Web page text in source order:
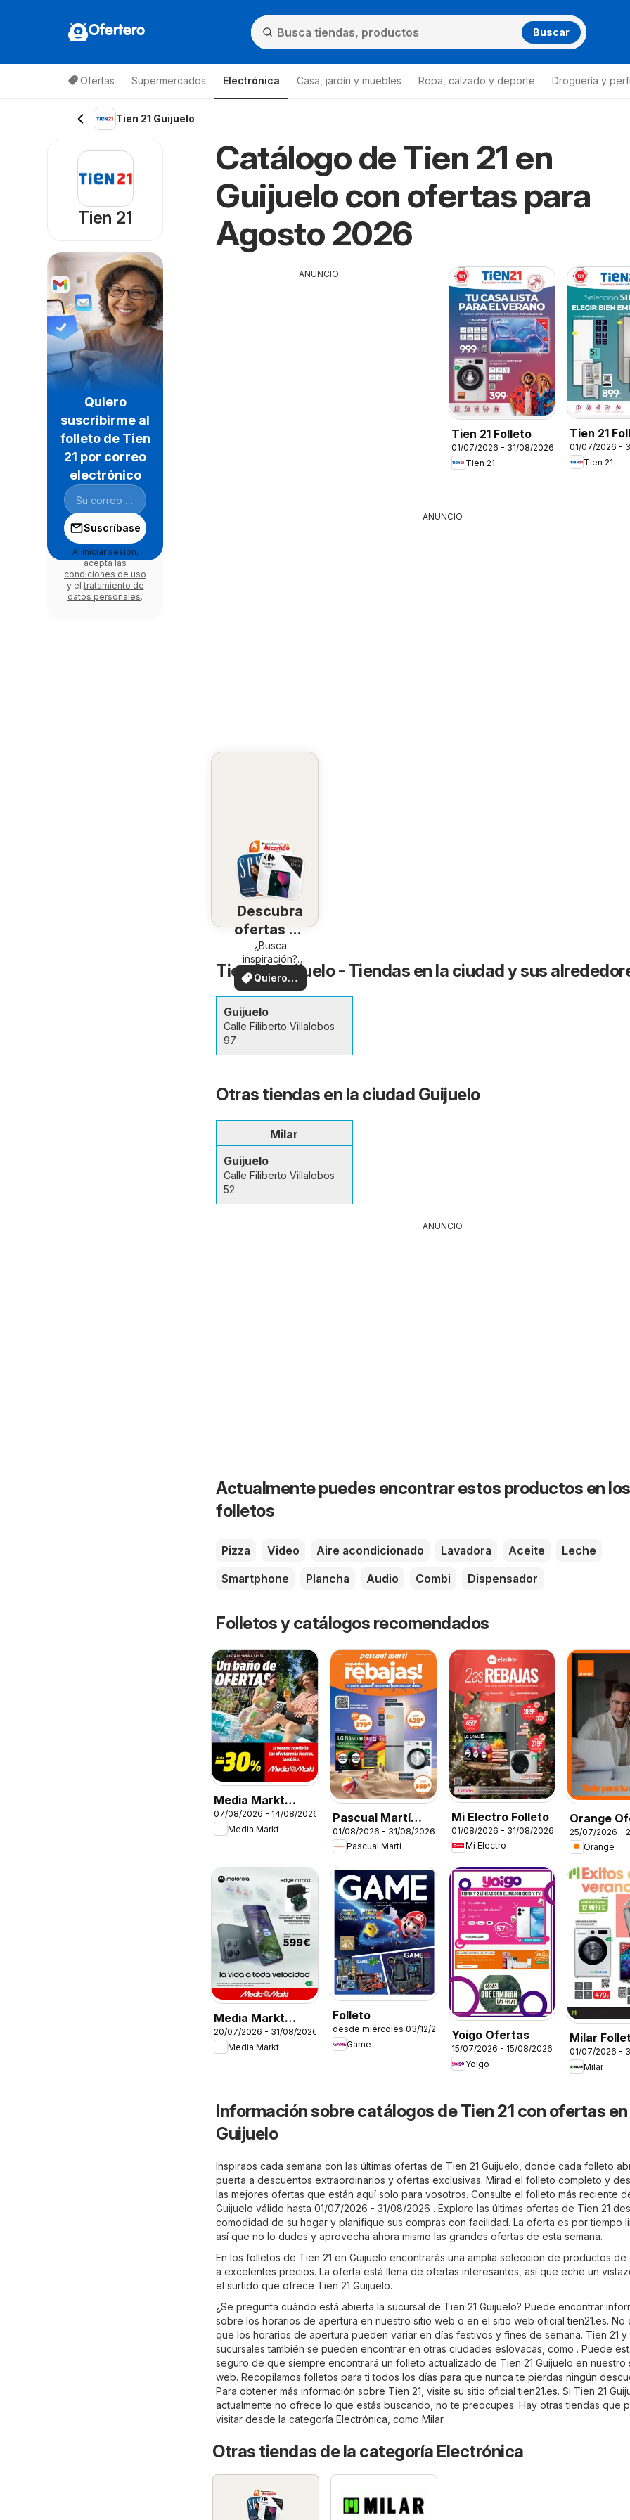
Ofertero Buscar
Ofertas Supermercados Electrónica Casa, jardín y muebles Ropa, calzado y deporte Droguería y
Tien 21 Guijuelo
Catálogo de Tien 21 en
Guijuelo con ofertas para
Agosto 2026
ANUNCIO
Tien 21 Folleto
01/07/2026 - 31/08/2026
Tien 21
Tien 21
Siemens
01/07/2026 -
Tien 21
ANUNCIO
Descubra
ofertas en
su zona
¿Busca
inspiración?
¡Vea las ofertas
en su zona!
Quiero
ver
Tien 21 Guijuelo - Tiendas en la ciudad y sus
Guijuelo
Calle Filiberto Villalobos
97
Otras tiendas en la ciudad Guijuelo
Milar
Guijuelo
Calle Filiberto Villalobos
52
ANUNCIO
Actualmente puedes encontrar estos productos en los
folletos
Pizza Video Aire acondicionado Lavadora Aceite
Leche
Smartphone
Plancha Audio Combi Dispensador
Folletos y catálogos recomendados
Media Markt
Folleto
07/08/2026 - 14/08/2026
Media Markt
Pascual Martí
Folleto
01/08/2026 - 31/08/2026
Pascual Martí
Mi Electro Folleto
01/08/2026 - 31/08/2026
Mi Electro
Orange
25/07/2026 -
Orange
Media Markt
Folleto
20/07/2026 - 31/08/2026
Media Markt
Folleto
desde miércoles 03/12/2025
Game
Yoigo Ofertas
15/07/2026 - 15/08/2026
Yoigo
Milar
01/07/2026 -
Milar
Información sobre catálogos de Tien 21 con ofertas en
Guijuelo
Inspiraos cada semana con las últimas ofertas de Tien 21 Guijuelo, donde cada folleto
puerta a descuentos extraordinarios y ofertas exclusivas. Mirad el folleto completo y
las mejores ofertas que están aquí solo para vosotros. Consulte el folleto más reciente
Guijuelo válido hasta 01/07/2026 - 31/08/2026 . Explore las últimas ofertas de Tien 21
comodidad de su hogar y planifique sus compras con facilidad. La oferta es por tiempo
así que no lo dudes y aprovecha ahora mismo las grandes ofertas de esta semana.
En los folletos de Tien 21 en Guijuelo encontrarás una amplia selección de productos de
a excelentes precios. La oferta está llena de ofertas interesantes, así que eche un
el surtido que ofrece Tien 21 Guijuelo.
¿Se pregunta cuándo está abierta la sucursal de Tien 21 Guijuelo? Puede encontrar
sobre los horarios de apertura en nuestro sitio web o en el sitio web oficialtien21.es. No
que los horarios de apertura pueden variar en días festivos y fines de semana. Tien 21 y
sucursales también se pueden encontrar en otras ciudades eslovacas, como . Puede
seguro de que siempre encontrará un folleto actualizado de Tien 21 Guijuelo en nuestro
web. Recopilamos folletos para ti todos los días para que nunca te pierdas ningún
Para obtener más información sobre Tien 21, visite su sitio oficialtien21.es. Si Tien 21
actualmente no ofrece lo que estás buscando, no te preocupes. Hay otras tiendas que
visitar desde la categoría Electrónica , como Milar.
Otras tiendas de la categoría Electrónica
Tien 21
Quiero
suscribirme al
folleto de Tien
21 por correo
electrónico
Suscríbase
Al iniciar sesión,
acepta las
condiciones de uso
y el tratamiento de
datos personales.